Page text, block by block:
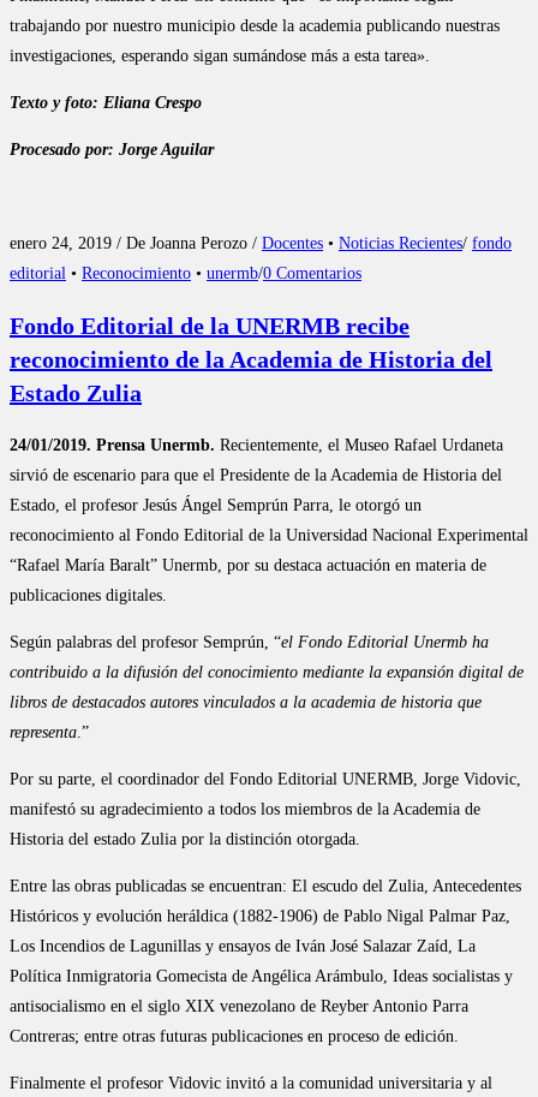
trabajando por nuestro municipio desde la academia publicando nuestras
investigaciones, esperando sigan sumándose más a esta tarea».
Texto y foto: Eliana Crespo
Procesado por: Jorge Aguilar
enero 24, 2019 / De Joanna Perozo / Docentes • Noticias Recientes/ fondo
editorial • Reconocimiento • unermb/0 Comentarios
Fondo Editorial de la UNERMB recibe
reconocimiento de la Academia de Historia del
Estado Zulia
24/01/2019. Prensa Unermb. Recientemente, el Museo Rafael Urdaneta
sirvió de escenario para que el Presidente de la Academia de Historia del
Estado, el profesor Jesús Ángel Semprún Parra, le otorgó un
reconocimiento al Fondo Editorial de la Universidad Nacional Experimental
“Rafael María Baralt” Unermb, por su destaca actuación en materia de
publicaciones digitales.
Según palabras del profesor Semprún, “el Fondo Editorial Unermb ha
contribuido a la difusión del conocimiento mediante la expansión digital de
libros de destacados autores vinculados a la academia de historia que
representa .”
Por su parte, el coordinador del Fondo Editorial UNERMB, Jorge Vidovic,
manifestó su agradecimiento a todos los miembros de la Academia de
Historia del estado Zulia por la distinción otorgada.
Entre las obras publicadas se encuentran: El escudo del Zulia, Antecedentes
Históricos y evolución heráldica (1882-1906) de Pablo Nigal Palmar Paz,
Los Incendios de Lagunillas y ensayos de Iván José Salazar Zaíd, La
Política Inmigratoria Gomecista de Angélica Arámbulo, Ideas socialistas y
antisocialismo en el siglo XIX venezolano de Reyber Antonio Parra
Contreras; entre otras futuras publicaciones en proceso de edición.
Finalmente el profesor Vidovic invitó a la comunidad universitaria y al